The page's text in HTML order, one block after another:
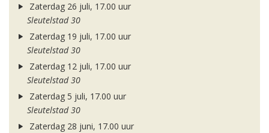
Zaterdag 26 juli, 17.00 uur
Sleutelstad 30
Zaterdag 19 juli, 17.00 uur
Sleutelstad 30
Zaterdag 12 juli, 17.00 uur
Sleutelstad 30
Zaterdag 5 juli, 17.00 uur
Sleutelstad 30
Zaterdag 28 juni, 17.00 uur